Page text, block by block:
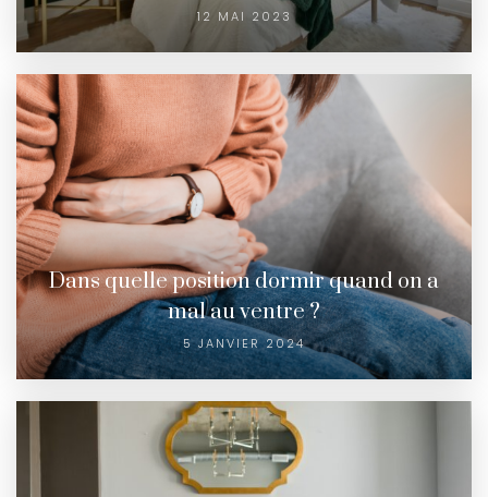
12 MAI 2023
Dans quelle position dormir quand on a
mal au ventre ?
5 JANVIER 2024